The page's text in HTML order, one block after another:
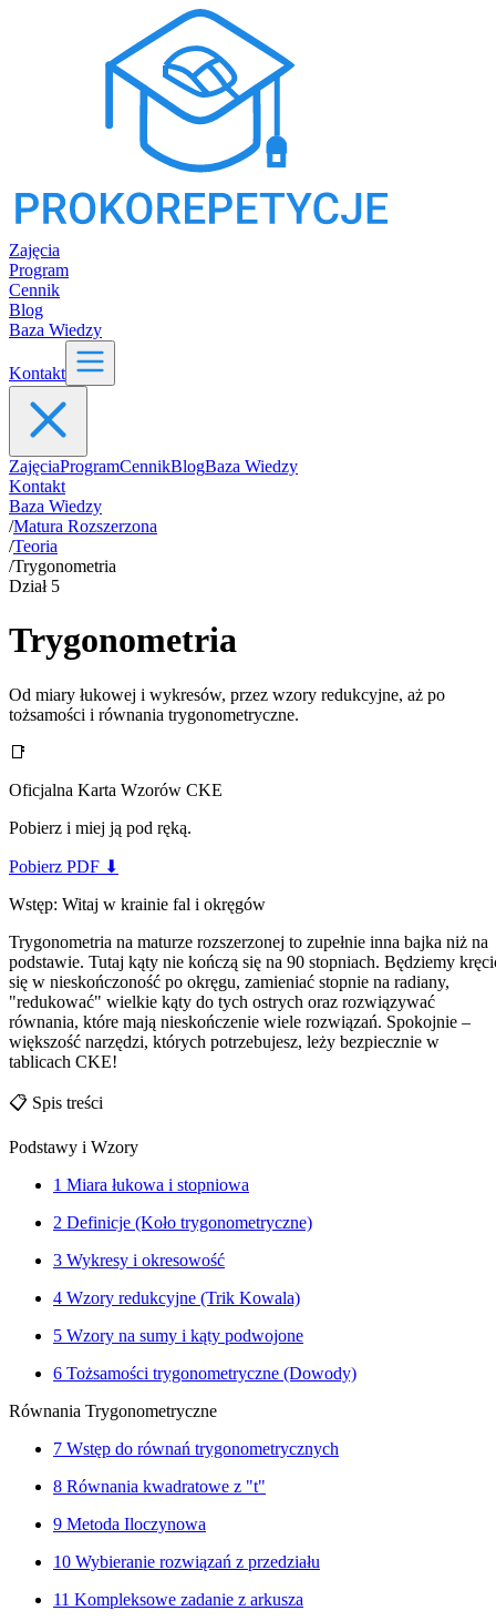
Zajęcia
Program
Cennik
Blog
Baza Wiedzy
Kontakt
ZajęciaProgramCennikBlogBaza Wiedzy
Kontakt
Baza Wiedzy
/Matura Rozszerzona
/Teoria
/Trygonometria
Dział 5
Trygonometria
Od miary łukowej i wykresów, przez wzory redukcyjne, aż po
tożsamości i równania trygonometryczne.
📑
Oficjalna Karta Wzorów CKE
Pobierz i miej ją pod ręką.
Pobierz PDF ⬇
Wstęp: Witaj w krainie fal i okręgów
Trygonometria na maturze rozszerzonej to zupełnie inna bajka niż na
podstawie. Tutaj kąty nie kończą się na 90 stopniach. Będziemy
się w nieskończoność po okręgu, zamieniać stopnie na radiany,
"redukować" wielkie kąty do tych ostrych oraz rozwiązywać
równania, które mają nieskończenie wiele rozwiązań. Spokojnie –
większość narzędzi, których potrzebujesz, leży bezpiecznie w
tablicach CKE!
📋 Spis treści
Podstawy i Wzory
1 Miara łukowa i stopniowa
2 Definicje (Koło trygonometryczne)
3 Wykresy i okresowość
4 Wzory redukcyjne (Trik Kowala)
5 Wzory na sumy i kąty podwojone
6 Tożsamości trygonometryczne (Dowody)
Równania Trygonometryczne
7 Wstęp do równań trygonometrycznych
8 Równania kwadratowe z "t"
9 Metoda Iloczynowa
10 Wybieranie rozwiązań z przedziału
11 Kompleksowe zadanie z arkusza